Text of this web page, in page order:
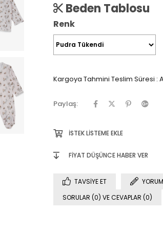
Beden Tablosu
Renk
Kargoya Tahmini Teslim Süresi :
Paylaş:
İSTEK LISTEME EKLE
FIYAT DÜŞÜNCE HABER VER
TAVSIYE ET
SORULAR (0) VE CEVAPLAR (0)